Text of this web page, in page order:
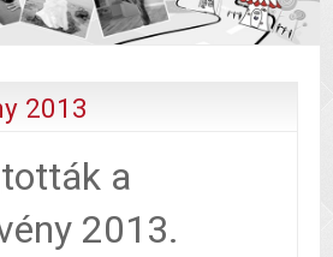
2013
a
2013.